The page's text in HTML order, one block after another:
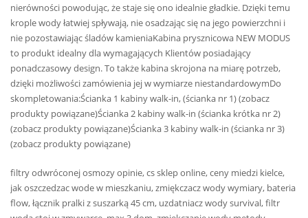
nierówności powodując, że staje się ono idealnie gładkie. Dzięki temu
krople wody łatwiej spływają, nie osadzając się na jego powierzchni i
nie pozostawiając śladów kamieniaKabina prysznicowa NEW MODUS
to produkt idealny dla wymagających Klientów posiadający
ponadczasowy design. To także kabina skrojona na miarę potrzeb,
dzięki możliwości zamówienia jej w wymiarze niestandardowymDo
skompletowania:Ścianka 1 kabiny walk-in, (ścianka nr 1) (zobacz
produkty powiązane)Ścianka 2 kabiny walk-in (ścianka krótka nr 2)
(zobacz produkty powiązane)Ścianka 3 kabiny walk-in (ścianka nr 3)
(zobacz produkty powiązane)
filtry odwróconej osmozy opinie, cs sklep online, ceny miedzi kielce,
jak oszczedzac wode w mieszkaniu, zmiękczacz wody wymiary, bateria
flow, łącznik pralki z suszarką 45 cm, uzdatniacz wody survival, filtr